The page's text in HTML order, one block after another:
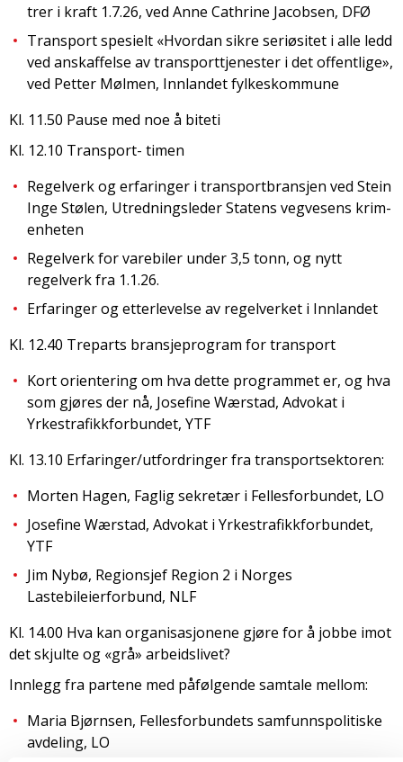
trer i kraft 1.7.26, ved Anne Cathrine Jacobsen, DFØ
Transport spesielt «Hvordan sikre seriøsitet i alle ledd
ved anskaffelse av transporttjenester i det offentlige»,
ved Petter Mølmen, Innlandet fylkeskommune
Kl. 11.50 Pause med noe å biteti
Kl. 12.10 Transport- timen
Regelverk og erfaringer i transportbransjen ved Stein
Inge Stølen, Utredningsleder Statens vegvesens krim-
enheten
Regelverk for varebiler under 3,5 tonn, og nytt
regelverk fra 1.1.26.
Erfaringer og etterlevelse av regelverket i Innlandet
Kl. 12.40 Treparts bransjeprogram for transport
Kort orientering om hva dette programmet er, og hva
som gjøres der nå, Josefine Wærstad, Advokat i
Yrkestrafikkforbundet, YTF
Kl. 13.10 Erfaringer/utfordringer fra transportsektoren:
Morten Hagen, Faglig sekretær i Fellesforbundet, LO
Josefine Wærstad, Advokat i Yrkestrafikkforbundet,
YTF
Jim Nybø, Regionsjef Region 2 i Norges
Lastebileierforbund, NLF
Kl. 14.00 Hva kan organisasjonene gjøre for å jobbe imot
det skjulte og «grå» arbeidslivet?
Innlegg fra partene med påfølgende samtale mellom:
Maria Bjørnsen, Fellesforbundets samfunnspolitiske
avdeling, LO